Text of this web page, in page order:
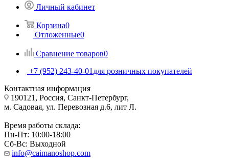
Личный кабинет
Корзина0
Отложенные0
Сравнение товаров0
+7 (952) 243-40-01 для розничных покупателей
Контактная информация
190121, Россия, Санкт-Петербург,
м. Садовая, ул. Перевозная д.6, лит Л.
Время работы склада:
Пн-Пт: 10:00-18:00
Сб-Вс: Выходной
info@caimanoshop.com